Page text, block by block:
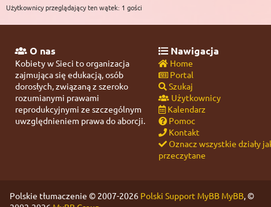
Użytkownicy przeglądający ten wątek: 1 gości
O nas
Kobiety w Sieci to organizacja
zajmująca się edukacją, osób
dorosłych, związaną z szeroko
rozumianymi prawami
reprodukcyjnymi ze szczególnym
uwzględnieniem prawa do aborcji.
Nawigacja
Home
Portal
Szukaj
Użytkownicy
Kalendarz
Pomoc
Kontakt
Oznacz wszystkie działy
przeczytane
Polskie tłumaczenie © 2007-2026 Polski Support MyBB MyBB, ©